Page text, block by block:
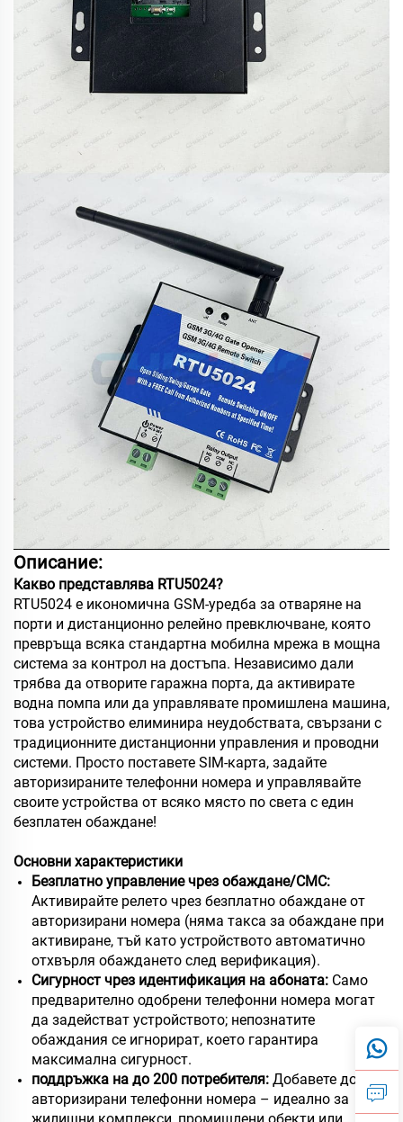
Описание:
Какво представлява RTU5024?
RTU5024 е икономична GSM-уредба за отваряне на
порти и дистанционно релейно превключване, която
превръща всяка стандартна мобилна мрежа в мощна
система за контрол на достъпа. Независимо дали
трябва да отворите гаражна порта, да активирате
водна помпа или да управлявате промишлена машина,
това устройство елиминира неудобствата, свързани с
традиционните дистанционни управления и проводни
системи. Просто поставете SIM-карта, задайте
авторизираните телефонни номера и управлявайте
своите устройства от всяко място по света с един
безплатен обаждане!
Основни характеристики
Безплатно управление чрез обаждане/СМС:
Активирайте релето чрез безплатно обаждане от
авторизирани номера (няма такса за обаждане при
активиране, тъй като устройството автоматично
отхвърля обаждането след верификация).
Сигурност чрез идентификация на абоната: Само
предварително одобрени телефонни номера могат
да задействат устройството; непознатите
обаждания се игнорират, което гарантира
максимална сигурност.
поддръжка на до 200 потребителя: Добавете до 200
авторизирани телефонни номера – идеално за